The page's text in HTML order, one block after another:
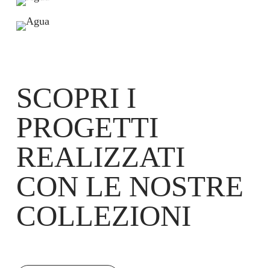
SCOPRI I
PROGETTI
REALIZZATI
CON LE NOSTRE
COLLEZIONI